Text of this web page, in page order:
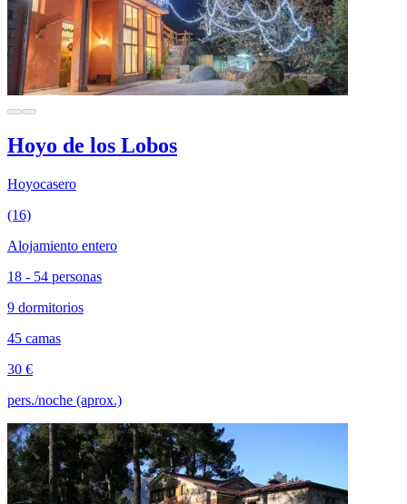
Hoyo de los Lobos
Hoyocasero
(16)
Alojamiento entero
18 - 54 personas
9 dormitorios
45 camas
30 €
pers./noche (aprox.)